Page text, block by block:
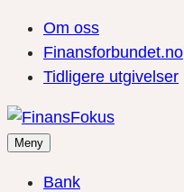
Om oss
Finansforbundet.no
Tidligere utgivelser
Meny
Bank